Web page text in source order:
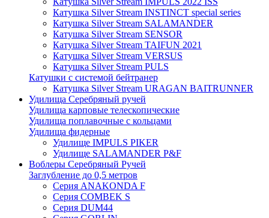
Катушка Silver Stream INSTINCT special series
Катушка Silver Stream SALAMANDER
Катушка Silver Stream SENSOR
Катушка Silver Stream TAIFUN 2021
Катушка Silver Stream VERSUS
Катушка Silver Stream PULS
Катушки с системой бейтранер
Катушка Silver Stream URAGAN BAITRUNNER
Удилища Серебряный ручей
Удилища карповые телескопические
Удилища поплавочные с кольцами
Удилища фидерные
Удилище IMPULS PIKER
Удилище SALAMANDER P&F
Воблеры Серебряный Ручей
Заглубление до 0,5 метров
Серия ANAKONDA F
Серия COMBEK S
Серия DUM44